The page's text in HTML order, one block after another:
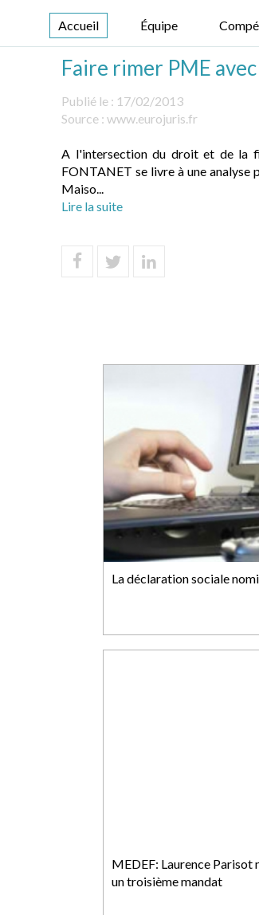
Accueil Équipe
Faire rimer PME
Publié le : 17/02/2013
Source : www.eurojuris.fr
A l'intersection du droit et de la
FONTANET se livre à une analyse
Maiso...
Lire la suite
La déclaration sociale
MEDEF: Laurence Parisot
un troisième mandat